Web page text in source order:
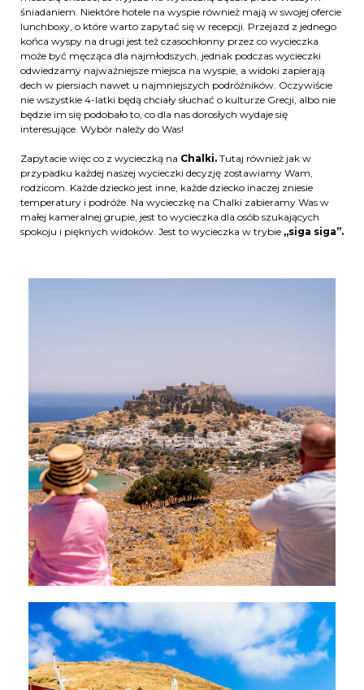
śniadaniem. Niektóre hotele na wyspie również mają w swojej ofercie
lunchboxy, o które warto zapytać się w recepcji. Przejazd z jednego
końca wyspy na drugi jest też czasochłonny przez co wycieczka
może być męcząca dla najmłodszych, jednak podczas wycieczki
odwiedzamy najważniejsze miejsca na wyspie, a widoki zapierają
dech w piersiach nawet u najmniejszych podróżników. Oczywiście
nie wszystkie 4-latki będą chciały słuchać o kulturze Grecji, albo nie
będzie im się podobało to, co dla nas dorosłych wydaje się
interesujące. Wybór należy do Was!
Zapytacie więc co z wycieczką na Chalki. Tutaj również jak w
przypadku każdej naszej wycieczki decyzję zostawiamy Wam,
rodzicom. Każde dziecko jest inne, każde dziecko inaczej zniesie
temperatury i podróże. Na wycieczkę na Chalki zabieramy Was w
małej kameralnej grupie, jest to wycieczka dla osób szukających
spokoju i pięknych widoków. Jest to wycieczka w trybie „siga siga”.